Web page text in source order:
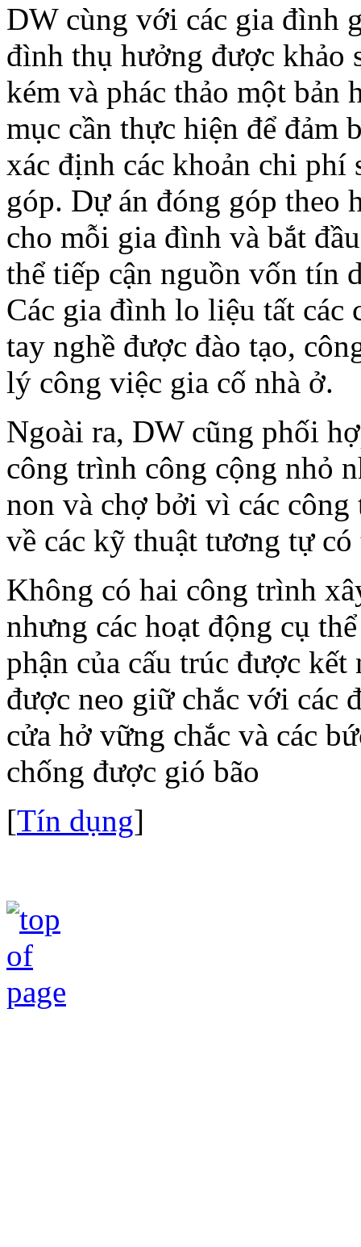
DW cùng với các gia đình
đình thụ hưởng được khảo
kém và phác thảo một bản
mục cần thực hiện để đảm
xác định các khoản chi phí
góp. Dự án đóng góp theo
cho mỗi gia đình và bắt
thể tiếp cận nguồn vốn tín
Các gia đình lo liệu tất các
tay nghề được đào tạo,
lý công việc gia cố nhà ở.
Ngoài ra, DW cũng phối
công trình công cộng nhỏ
non và chợ bởi vì các
về các kỹ thuật tương tự
Không có hai công trình
nhưng các hoạt động cụ
phận của cấu trúc được
được neo giữ chắc với các
cửa hở vững chắc và các
chống được gió bão
[Tín dụng]